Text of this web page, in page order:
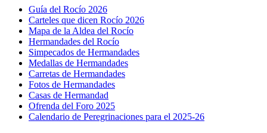
Guía del Rocío 2026
Carteles que dicen Rocío 2026
Mapa de la Aldea del Rocío
Hermandades del Rocío
Simpecados de Hermandades
Medallas de Hermandades
Carretas de Hermandades
Fotos de Hermandades
Casas de Hermandad
Ofrenda del Foro 2025
Calendario de Peregrinaciones para el 2025-26